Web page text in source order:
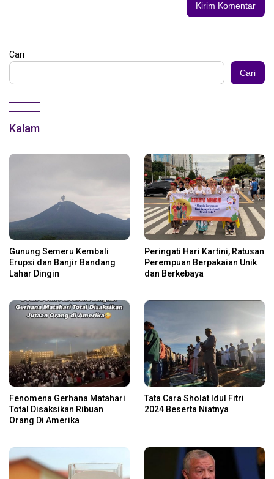
Cari
Cari
Kalam
Gunung Semeru Kembali
Erupsi dan Banjir Bandang
Lahar Dingin
Peringati Hari Kartini, Ratusan
Perempuan Berpakaian Unik
dan Berkebaya
Fenomena Gerhana Matahari
Total Disaksikan Ribuan
Orang Di Amerika
Tata Cara Sholat Idul Fitri
2024 Beserta Niatnya